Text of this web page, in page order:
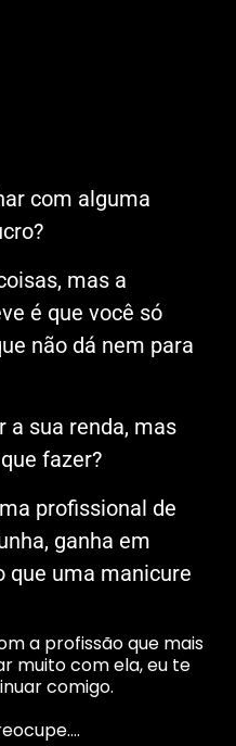
com alguma
mas a
é que você só
não dá nem para
a sua renda, mas
fazer?
profissional de
ganha em
que uma manicure
a profissão que mais
muito com ela, eu te
comigo.